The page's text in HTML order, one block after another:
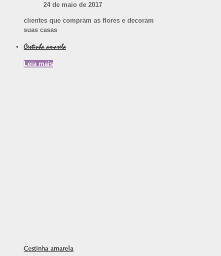
24 de maio de 2017
clientes que compram as flores e decoram
suas casas
Cestinha amarela
Leia mais
Cestinha amarela